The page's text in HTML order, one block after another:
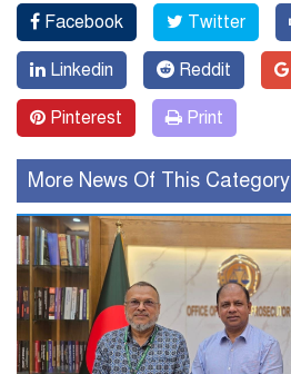
Facebook Twitter
Linkedin Reddit
Pinterest Print
More News Of This Category